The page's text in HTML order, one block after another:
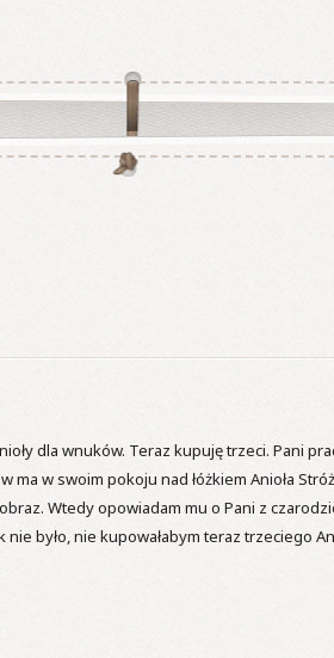
dla wnuków. Teraz kupuję trzeci. Pani
ma w swoim pokoju nad łóżkiem Anioła
Wtedy opowiadam mu o Pani z
było, nie kupowałabym teraz trzeciego